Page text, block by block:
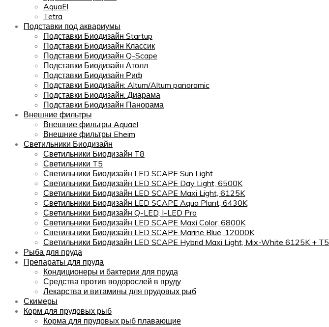
AquaEl
Tetra
Подставки под аквариумы
Подставки Биодизайн Startup
Подставки Биодизайн Классик
Подставки Биодизайн Q-Scape
Подставки Биодизайн Атолл
Подставки Биодизайн Риф
Подставки Биодизайн: Altum/Altum panoramic
Подставки Биодизайн: Диарама
Подставки Биодизайн Панорама
Внешние фильтры
Внешние фильтры Aquael
Внешние фильтры Eheim
Светильники Биодизайн
Светильники Биодизайн T8
Светильники T5
Светильники Биодизайн LED SCAPE Sun Light
Светильники Биодизайн LED SCAPE Day Light, 6500K
Светильники Биодизайн LED SCAPE Maxi Light, 6125K
Светильники Биодизайн LED SCAPE Aqua Plant, 6430K
Светильники Биодизайн Q-LED, I-LED Pro
Светильники Биодизайн LED SCAPE Maxi Color, 6800K
Светильники Биодизайн LED SCAPE Marine Blue, 12000K
Светильники Биодизайн LED SCAPE Hybrid Maxi Light, Mix-White 6125K + T5
Рыба для пруда
Препараты для пруда
Кондиционеры и бактерии для пруда
Средства против водорослей в пруду
Лекарства и витамины для прудовых рыб
Скимеры
Корм для прудовых рыб
Корма для прудовых рыб плавающие